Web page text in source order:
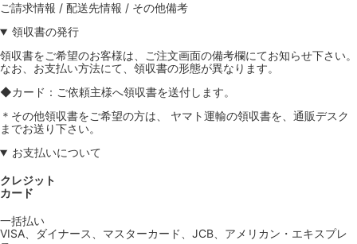
ご請求情報 / 配送先情報 / その他備考
領収書の発行
領収書をご希望のお客様は、ご注文画面の備考欄にてお知らせ下さい。
なお、お支払い方法にて、領収書の形態が異なります。
◆カード：ご依頼主様へ領収書を送付します。
＊その他領収書をご希望の方は、 ヤマト運輸の領収書を、通販デスク
までお送り下さい。
お支払いについて
クレジット
カード
一括払い
VISA、ダイナース、マスターカード、JCB、アメリカン・エキスプレ